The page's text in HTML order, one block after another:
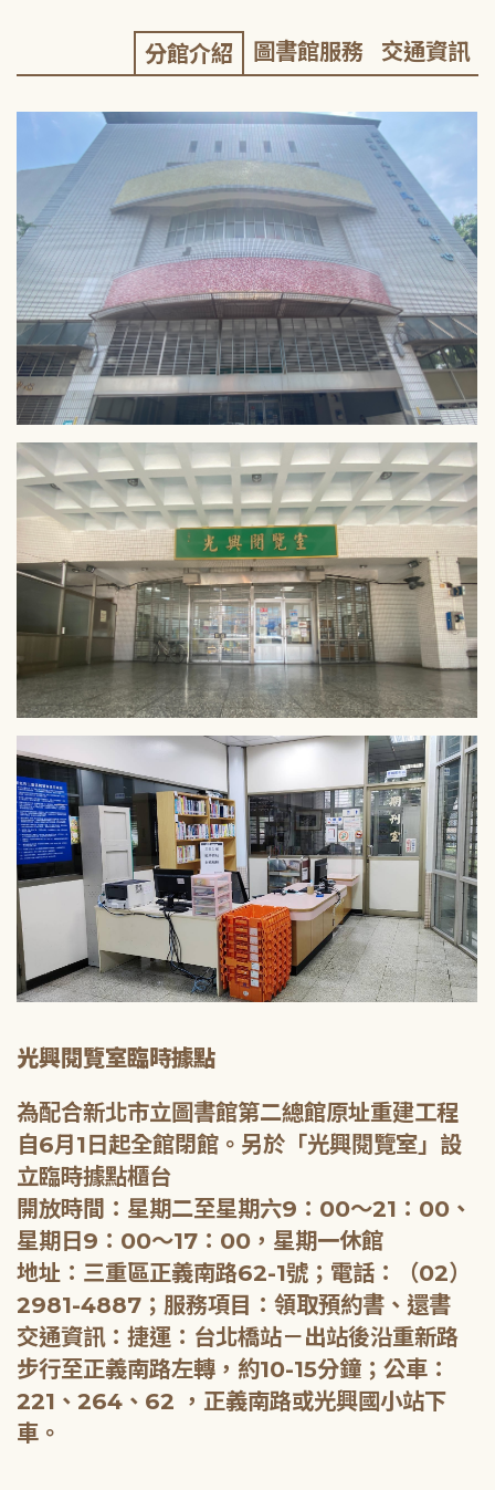
分館介紹 圖書館服務 交通資訊
光興閱覽室臨時據點
為配合新北市立圖書館第二總館原址重建工程
自6月1日起全館閉館。另於「光興閱覽室」設
立臨時據點櫃台
開放時間：星期二至星期六9：00～21：00、
星期日9：00～17：00，星期一休館
地址：三重區正義南路62-1號；電話：（02）
2981-4887；服務項目：領取預約書、還書
交通資訊：捷運：台北橋站－出站後沿重新路
步行至正義南路左轉，約10-15分鐘；公車：
221、264、62 ，正義南路或光興國小站下
車。